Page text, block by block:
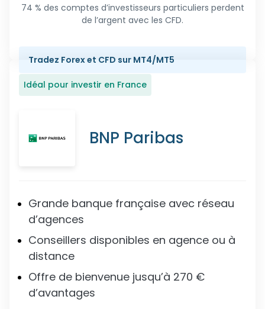
74 % des comptes d’investisseurs particuliers perdent
de l’argent avec les CFD.
Tradez Forex et CFD sur MT4/MT5
Idéal pour investir en France
BNP Paribas
Grande banque française avec réseau
d’agences
Conseillers disponibles en agence ou à
distance
Offre de bienvenue jusqu’à 270 €
d’avantages